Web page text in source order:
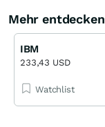
Mehr entdecken
IBM
233,43 USD
Watchlist